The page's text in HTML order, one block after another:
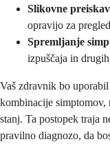
Slikovne
opravijo za
Spremljanje
izpuščaja in
Vaš zdravnik bo
kombinacije simptomov,
stanj. Ta postopek traja
pravilno diagnozo, da